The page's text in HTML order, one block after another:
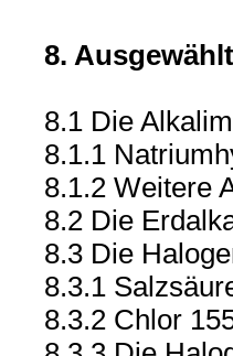
8.
8.1 Die
8.1.1
8.1.2 Weitere
8.2 Die
8.3 Die
8.3.1
8.3.2 Chlor